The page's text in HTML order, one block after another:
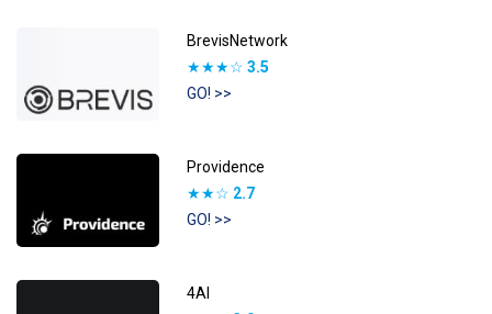
BrevisNetwork
★★★☆ 3.5
GO! >>
Providence
★★☆ 2.7
GO! >>
4AI